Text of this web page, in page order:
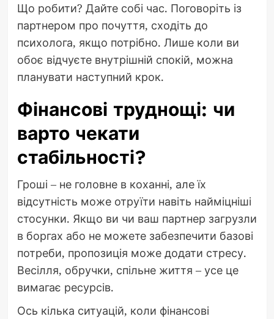
Що робити? Дайте собі час. Поговоріть із
партнером про почуття, сходіть до
психолога, якщо потрібно. Лише коли ви
обоє відчуєте внутрішній спокій, можна
планувати наступний крок.
Фінансові труднощі: чи
варто чекати
стабільності?
Гроші – не головне в коханні, але їх
відсутність може отруїти навіть найміцніші
стосунки. Якщо ви чи ваш партнер загрузли
в боргах або не можете забезпечити базові
потреби, пропозиція може додати стресу.
Весілля, обручки, спільне життя – усе це
вимагає ресурсів.
Ось кілька ситуацій, коли фінансові